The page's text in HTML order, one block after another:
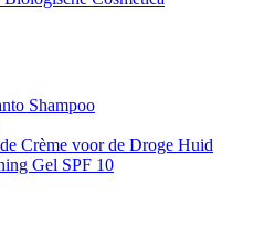
Shampoo
Crème voor de Droge Huid
Gel SPF 10